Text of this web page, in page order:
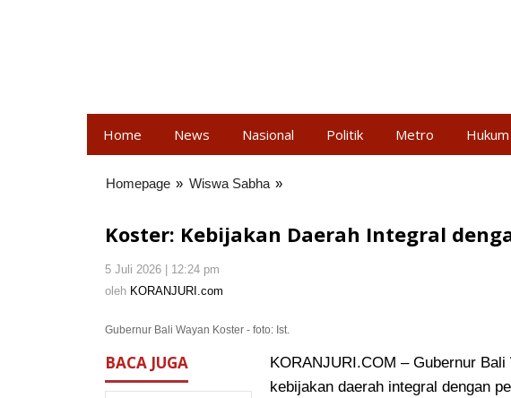
Home News Nasional Politik Metro Hukum
Homepage » Wiswa Sabha »
Integral
Koster: Kebijakan Daerah Integral
5 Juli 2026 | 12:24 pm
oleh KORANJURI.com
Gubernur Bali Wayan Koster - foto: Ist.
BACA JUGA
KORANJURI.COM – Gubernur
kebijakan daerah integral dengan